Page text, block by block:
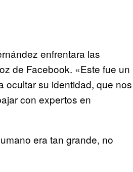
enfrentara las
de Facebook. «Este fue un
ocultar su identidad, que nos
con expertos en
era tan grande, no